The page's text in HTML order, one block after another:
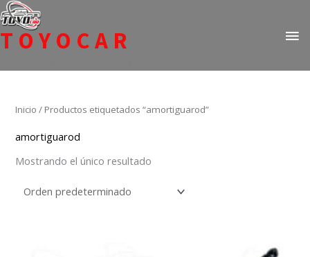
Ir
al
contenido
TOYOCAR
Inicio / Productos etiquetados “amortiguarod”
amortiguarod
Mostrando el único resultado